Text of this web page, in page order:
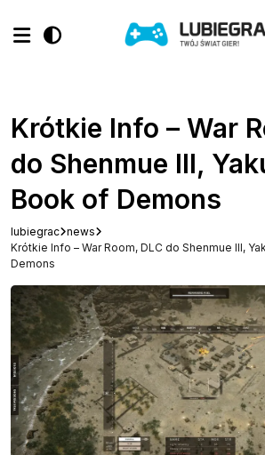
Krótkie Info – War
do Shenmue III,
Book of Demons
lubiegrac news
Krótkie Info – War Room, DLC do Shenmue III,
Demons